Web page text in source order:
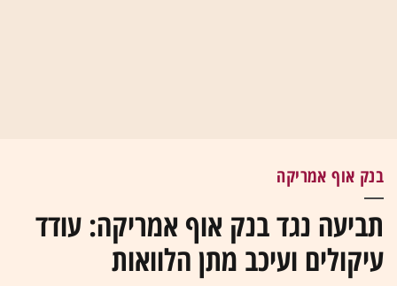
בנק אוף אמריקה
תביעה נגד בנק אוף אמריקה: עודד
עיקולים ועיכב מתן הלוואות